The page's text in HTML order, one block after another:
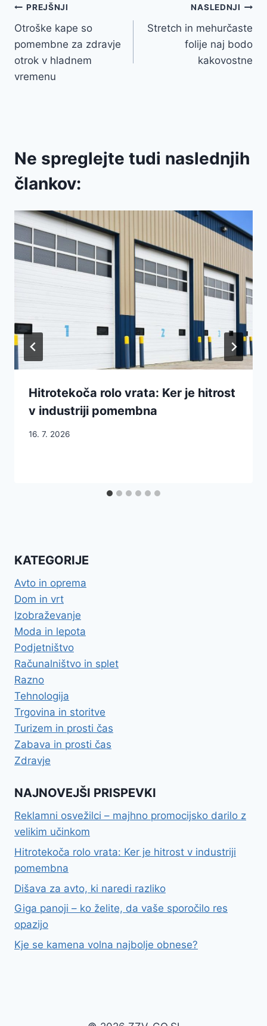
Navigacija
prispevka
PREJŠNJI
Otroške kape so
pomembne za zdravje
otrok v hladnem
vremenu
NASLEDNJI
Stretch in mehurčaste
folije naj bodo
kakovostne
Ne spreglejte tudi naslednjih
člankov:
Hitrotekoča rolo vrata: Ker je hitrost
v industriji pomembna
16. 7. 2026
KATEGORIJE
Avto in oprema
Dom in vrt
Izobraževanje
Moda in lepota
Podjetništvo
Računalništvo in splet
Razno
Tehnologija
Trgovina in storitve
Turizem in prosti čas
Zabava in prosti čas
Zdravje
NAJNOVEJŠI PRISPEVKI
Reklamni osvežilci – majhno promocijsko darilo z
velikim učinkom
Hitrotekoča rolo vrata: Ker je hitrost v industriji
pomembna
Dišava za avto, ki naredi razliko
Giga panoji – ko želite, da vaše sporočilo res
opazijo
Kje se kamena volna najbolje obnese?